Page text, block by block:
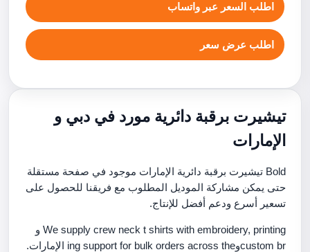
اطلب السعر عبر واتساب
اطلب عرض سعر
تيشيرت برقبة دائرية مورد في دبي و
الإمارات
Bold تيشيرت برقبة دائرية الإمارات موجود في صفحة مستقلة
حتى يمكن مشاركة الموديل المطلوب مع فريقنا للحصول على
تسعير أسرع ودعم أفضل للإنتاج.
We supply crew neck t shirts with embroidery, printing و
custom brوing support for bulk orders across the الإمارات.